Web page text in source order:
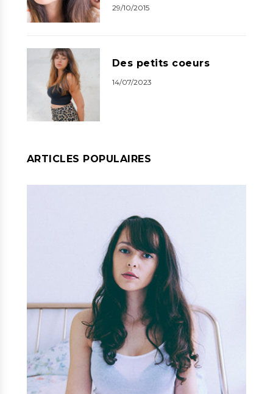
29/10/2015
Des petits coeurs
14/07/2023
ARTICLES POPULAIRES